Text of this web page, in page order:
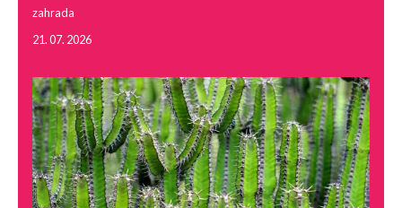
zahrada
21. 07. 2026